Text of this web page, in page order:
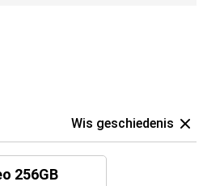
Wis geschiedenis
256GB